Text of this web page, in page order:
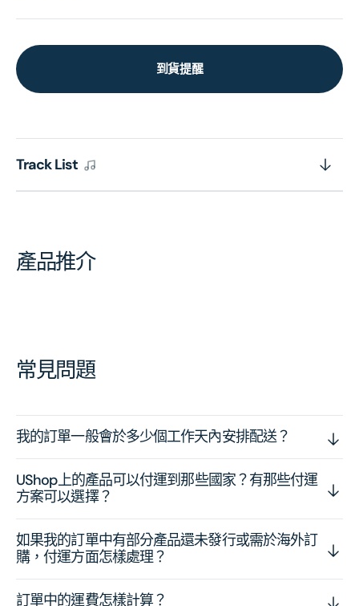
到貨提醒
Track List
產品推介
常見問題
我的訂單一般會於多少個工作天內安排配送？
UShop上的產品可以付運到那些國家？有那些付運
方案可以選擇？
如果我的訂單中有部分產品還未發行或需於海外訂
購，付運方面怎樣處理？
訂單中的運費怎樣計算？